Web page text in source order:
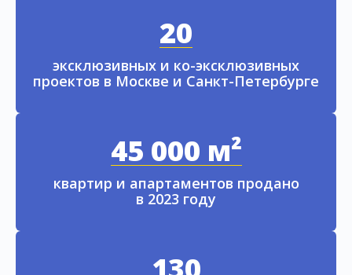
20
эксклюзивных и ко-эксклюзивных
проектов в Москве и Санкт-Петербурге
45 000 м²
квартир и апартаментов продано
в 2023 году